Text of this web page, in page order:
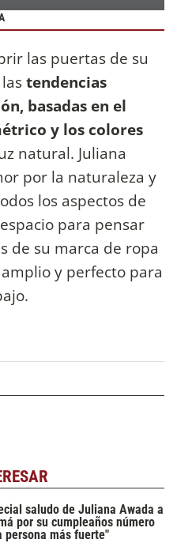
las puertas de su
tendencias
basadas en el
y los colores
natural. Juliana
por la naturaleza y
los aspectos de
para pensar
de su marca de ropa
y perfecto para
saludo de Juliana Awada a
por su cumpleaños número
persona más fuerte"